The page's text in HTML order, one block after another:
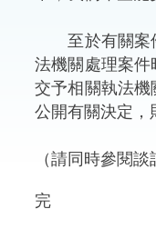
至於有關案件
法機關處理案
交予相關執法
公開有關決定，
（請同時參閱
完